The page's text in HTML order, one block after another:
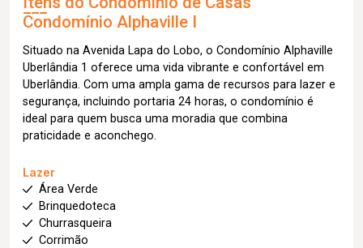
Condomínio Alphaville I
Situado na Avenida Lapa do Lobo, o Condomínio Alphaville
Uberlândia 1 oferece uma vida vibrante e confortável em
Uberlândia. Com uma ampla gama de recursos para lazer e
segurança, incluindo portaria 24 horas, o condomínio é
ideal para quem busca uma moradia que combina
praticidade e aconchego.
Lazer
Área Verde
Brinquedoteca
Churrasqueira
Corrimão